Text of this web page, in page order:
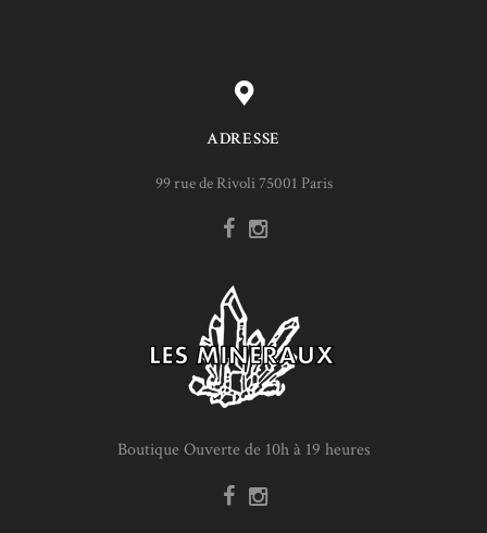
ADRESSE
99 rue de Rivoli 75001 Paris
Boutique Ouverte de 10h à 19 heures